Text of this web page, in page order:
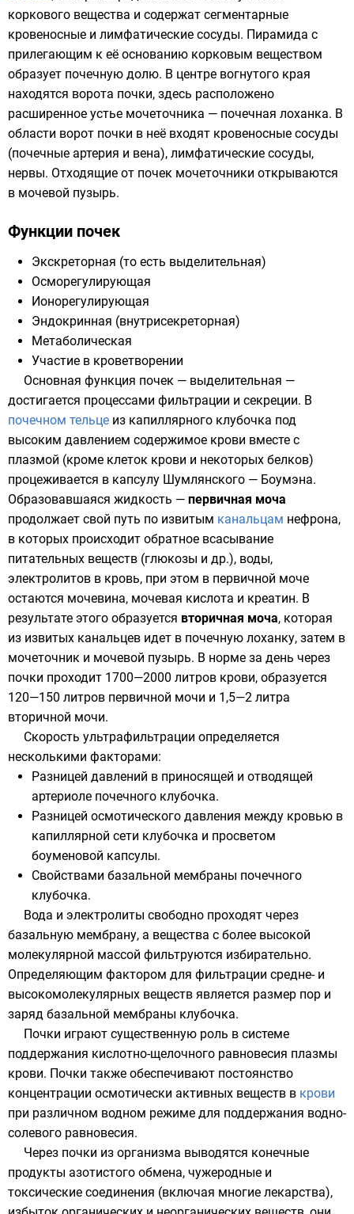
коркового вещества и содержат сегментарные
кровеносные и лимфатические сосуды. Пирамида с
прилегающим к её основанию корковым веществом
образует почечную долю. В центре вогнутого края
находятся ворота почки, здесь расположено
расширенное устье мочеточника — почечная лоханка. В
области ворот почки в неё входят кровеносные сосуды
(почечные артерия и вена), лимфатические сосуды,
нервы. Отходящие от почек мочеточники открываются
в мочевой пузырь.
Функции почек
Экскреторная (то есть выделительная)
Осморегулирующая
Ионорегулирующая
Эндокринная (внутрисекреторная)
Метаболическая
Участие в кроветворении
Основная функция почек — выделительная —
достигается процессами фильтрации и секреции. В
почечном тельце из капиллярного клубочка под
высоким давлением содержимое крови вместе с
плазмой (кроме клеток крови и некоторых белков)
процеживается в капсулу Шумлянского — Боумэна.
Образовавшаяся жидкость — первичная моча
продолжает свой путь по извитым канальцам нефрона,
в которых происходит обратное всасывание
питательных веществ (глюкозы и др.), воды,
электролитов в кровь, при этом в первичной моче
остаются мочевина, мочевая кислота и креатин. В
результате этого образуется вторичная моча, которая
из извитых канальцев идет в почечную лоханку, затем в
мочеточник и мочевой пузырь. В норме за день через
почки проходит 1700—2000 литров крови, образуется
120—150 литров первичной мочи и 1,5—2 литра
вторичной мочи.
Скорость ультрафильтрации определяется
несколькими факторами:
Разницей давлений в приносящей и отводящей
артериоле почечного клубочка.
Разницей осмотического давления между кровью в
капиллярной сети клубочка и просветом
боуменовой капсулы.
Свойствами базальной мембраны почечного
клубочка.
Вода и электролиты свободно проходят через
базальную мембрану, а вещества с более высокой
молекулярной массой фильтруются избирательно.
Определяющим фактором для фильтрации средне- и
высокомолекулярных веществ является размер пор и
заряд базальной мембраны клубочка.
Почки играют существенную роль в системе
поддержания кислотно-щелочного равновесия плазмы
крови. Почки также обеспечивают постоянство
концентрации осмотически активных веществ в крови
при различном водном режиме для поддержания водно-
солевого равновесия.
Через почки из организма выводятся конечные
продукты азотистого обмена, чужеродные и
токсические соединения (включая многие лекарства),